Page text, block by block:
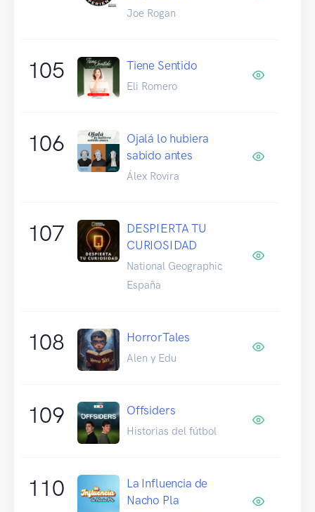
Joe Rogan
105 Tiene Sentido
Eli Romero
106
Ojalá lo hubiera
sabido antes
Álex Rovira
107
DESPIERTA TU
CURIOSIDAD
National Geographic
España
108 HorrorTales
Alen y Edu
109 Offsiders
Historias del fútbol
110
La Influencia de
Nacho Pla